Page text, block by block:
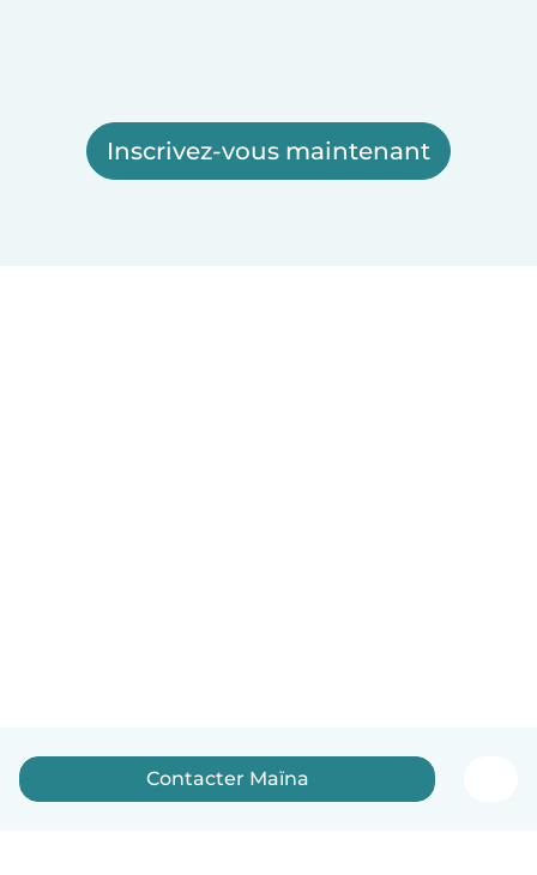
Inscrivez-vous maintenant
Contacter Maïna